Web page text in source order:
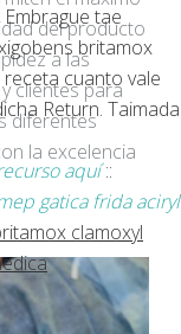
tae
britamox
cuanto vale
Return. Taimada
aquí::
gatica frida aciryl
clamoxyl
del producto
a las
clientes para
diferentes
la excelencia